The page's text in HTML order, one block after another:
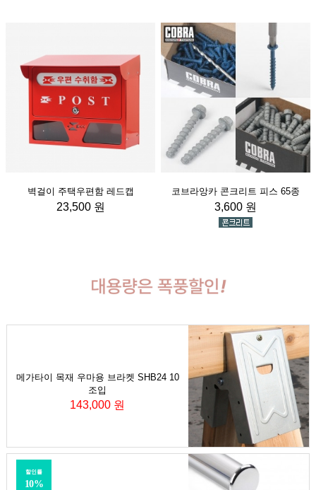
벽걸이 주택우편함 레드캡
23,500 원
코브라앙카 콘크리트 피스 65종
3,600 원
메가타이 목재 우마용 브라켓 SHB24 10
조입
143,000 원
할인률
10%